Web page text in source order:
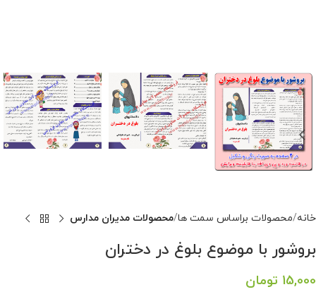
خانه محصولات براساس سمت ها محصولات مدیران مدارس
بروشور با موضوع بلوغ در دختران
15,000 تومان